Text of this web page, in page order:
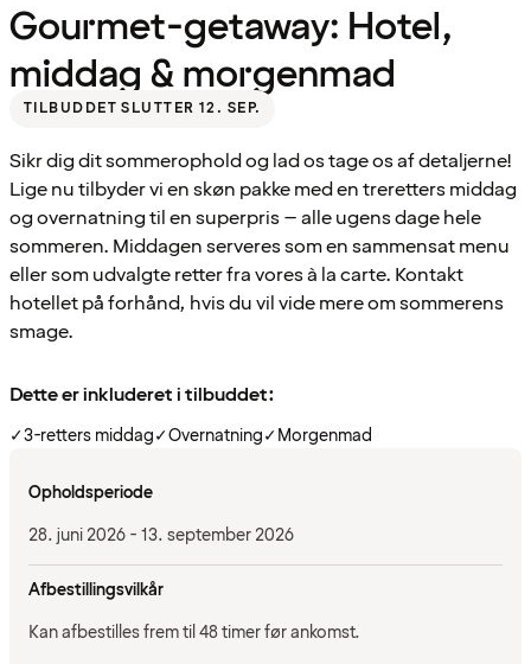
Gourmet-getaway: Hotel,
middag & morgenmad
TILBUDDET SLUTTER 12. SEP.
Sikr dig dit sommerophold og lad os tage os af detaljerne!
Lige nu tilbyder vi en skøn pakke med en treretters middag
og overnatning til en superpris – alle ugens dage hele
sommeren. Middagen serveres som en sammensat menu
eller som udvalgte retter fra vores à la carte. Kontakt
hotellet på forhånd, hvis du vil vide mere om sommerens
smage.
Dette er inkluderet i tilbuddet:
✓3-retters middag✓Overnatning✓Morgenmad
Opholdsperiode
28. juni 2026 - 13. september 2026
Afbestillingsvilkår
Kan afbestilles frem til 48 timer før ankomst.